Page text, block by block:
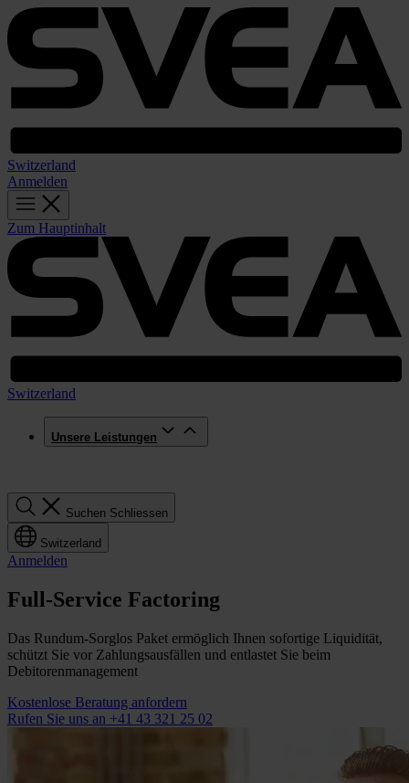
Switzerland
Anmelden
Zum Hauptinhalt
Switzerland
Unsere Leistungen
Suchen Schliessen
Switzerland
Anmelden
Full-Service Factoring
Das Rundum-Sorglos Paket ermöglich Ihnen sofortige Liquidität,
schützt Sie vor Zahlungsausfällen und entlastet Sie beim
Debitorenmanagement
Kostenlose Beratung anfordern
Rufen Sie uns an +41 43 321 25 02